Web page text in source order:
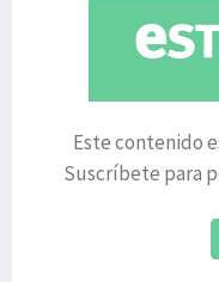
Este contenido
Suscríbete para